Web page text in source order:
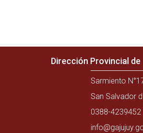
Dirección Provincial
Sarmiento
San Salvador
0388-